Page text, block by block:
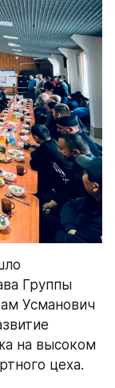
Группы
Усманович
на высоком
цеха.